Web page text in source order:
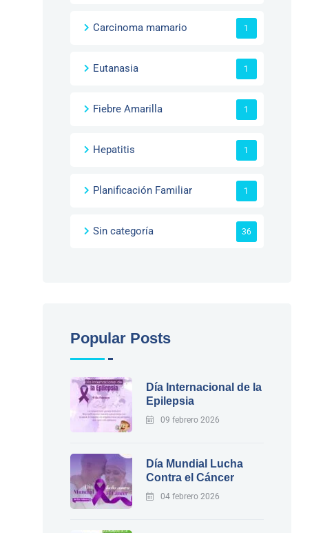
Carcinoma mamario 1
Eutanasia 1
Fiebre Amarilla 1
Hepatitis 1
Planificación Familiar 1
Sin categoría 36
Popular Posts
Día Internacional de la
Epilepsia
09 febrero 2026
Día Mundial Lucha
Contra el Cáncer
04 febrero 2026